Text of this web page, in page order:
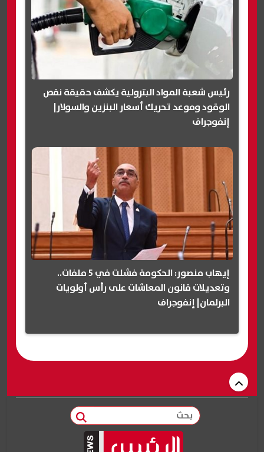
رئيس شعبة المواد البترولية يكشف حقيقة نقص
الوقود وموعد تحريك أسعار البنزين والسولار|
إنفوجراف
إيهاب منصور: الحكومة فشلت في 5 ملفات..
وتعديلات قانون المعاشات على رأس أولويات
البرلمان| إنفوجراف
بحث